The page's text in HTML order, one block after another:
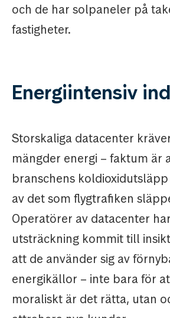
och de har solpaneler på
fastigheter.
Energiintensiv
Storskaliga datacenter
mängder energi – faktum är
branschens
av det som flygtrafiken
Operatörer av datacenter
utsträckning kommit till
att de använder sig av
energikällor – inte bara för
moraliskt är det rätta, utan